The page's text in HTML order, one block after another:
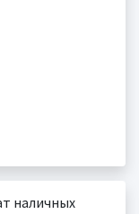
наличных